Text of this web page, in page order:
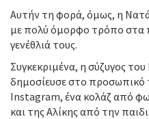
Αυτήν τη φορά, όμως, η
με πολύ όμορφο τρόπο στα
γενέθλιά τους.
Συγκεκριμένα, η σύζυγος
δημοσίευσε στο προσωπικό
Instagram, ένα κολάζ από
και της Αλίκης από την